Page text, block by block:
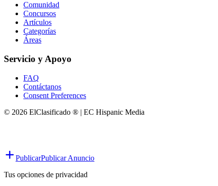
Comunidad
Concursos
Artículos
Categorías
Áreas
Servicio y Apoyo
FAQ
Contáctanos
Consent Preferences
© 2026 ElClasificado ® | EC Hispanic Media
PublicarPublicar Anuncio
Tus opciones de privacidad